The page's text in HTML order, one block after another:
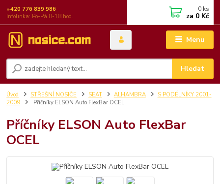
Menu
Hledat
+420 776 839 986
Infolinka: Po-Pá 8-18 hod.
0 ks
za 0 Kč
Úvod STŘEŠNÍ NOSIČE SEAT ALHAMBRA
S PODÉLNÍKY 2001-
2009
Příčníky ELSON Auto FlexBar OCEL
Příčníky ELSON Auto FlexBar
OCEL